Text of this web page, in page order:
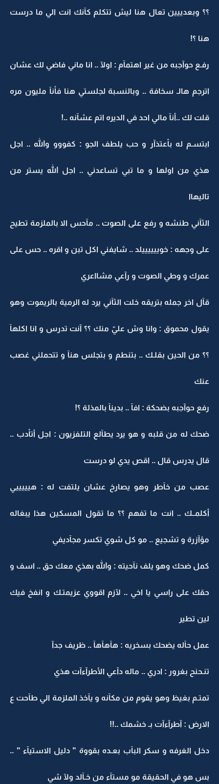
؟؟ وبعدييين تعال هنا ليش تتكلم كآنك انت الي ما درست
هنا ؟!
رفـع حوآجبه من غير اهتمآم : اولآ .. انا ماني فاضي لك عشان
اترجم هالـ سخافة .. وبالنسبة لجلستي هنا فأنآ مليون مره
قلت لك ..أنآ مالي احد في الديره اتم عشآنه ..!
ابتسـم له بأعتذآر و حب يلطف الجو : كفووو والله .. اجل
هذي من اولها و ما تبي تساعدني .. اجل الله يستر من
تاليهاا
الثآني طنشه و رفع على الصوت .. مآحس الا بالملزمة تطيح
على وجهه : خوييييييلد .. شايفني اكل تبن و اقره .. حس على
عمرك و وطي الصوت و رآعي مشااعري
قآل اخر جمله بتريقه خلت الثآني يرد له الرمية بالريموت وهو
يقول محموق : وانا وش عليّ منك ؟؟ آنت تدرس و انا اكلهآ
؟؟ من الحين بقلـك .. بتنطم و بتجلس هنآ و تتحملني غصب
عنك
رفع حوآجبه بضحكة : افآ .. بدينآ بالمذلة ؟!
ضحك له من قلبه و هو يرد يطآلع التلفزيون : اجل أتأدب ..
قال يدرس قال .. اقص يدي لو درست
عصب من خآطر وهو يصارخ عشان يلتفت له : هيييييي
أكلمــك .. انت ما تفهم ؟؟ ما تقول المسكين هذا يبغاله
مؤآزرة و تشجيع .. مو كل شوي تكسر مجآديفي
كمل ضحك وهو يلف نآحيته : والله بهذي معك حق .. اسف و
حقك على راسي يا اخي .. لآزم اقووي عزيمتـك و انفخ فيك
لين تطير
عمل حآله يضحك بسخريه : هآهآهآ .. ظريف جدآ
تنـحنح بغرور : ادري .. ماله دآعي الأطرآءآت هذي
تمتـم بغيظ وهو يقوم من مكآنه و يآخذ الملزمة الي طآحت ع
الارض : آطرآءآت بـ خشمك ..!!
دخل الغرفه و سكر البآب بعـده بقووة " دليل الاستيآء " ..
بس هو في الحقيقة مو مستآء من خـآلد ولآ شي